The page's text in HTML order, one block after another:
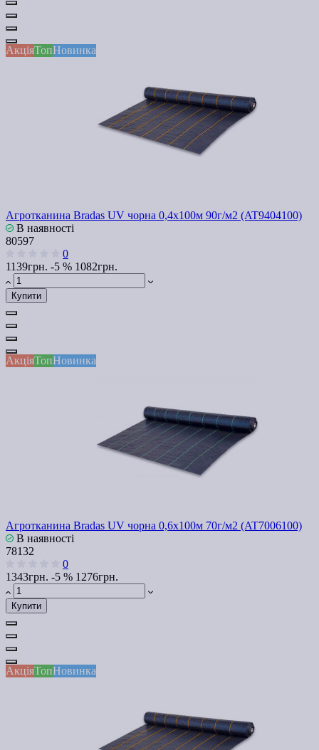
АкціяТопНовинка
Агротканина Bradas UV чорна 0,4х100м 90г/м2 (AT9404100)
В наявності
80597
0
1139грн. -5 % 1082грн.
Купити
АкціяТопНовинка
Агротканина Bradas UV чорна 0,6х100м 70г/м2 (AT7006100)
В наявності
78132
0
1343грн. -5 % 1276грн.
Купити
АкціяТопНовинка